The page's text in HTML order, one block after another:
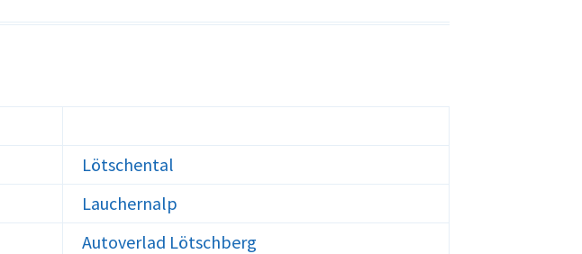
Lötschental
Lauchernalp
Autoverlad Lötschberg